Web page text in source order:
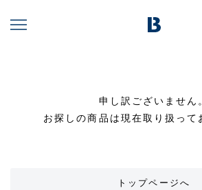
申し訳ございません。
お探しの商品は現在取り扱って
トップページへ